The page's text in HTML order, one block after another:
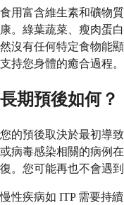
食用富含維生素和礦物
康。綠葉蔬菜、瘦肉蛋
然沒有任何特定食物能
支持您身體的癒合過程。
長期預後如何？
您的預後取決於最初導
或病毒感染相關的病例
復。您可能再也不會遇到
慢性疾病如 ITP 需要持